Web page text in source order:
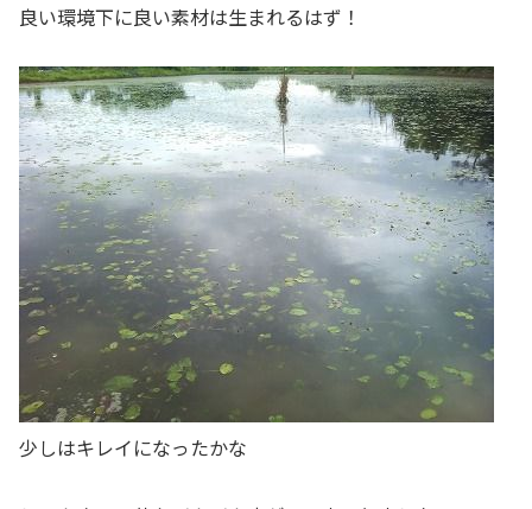
良い環境下に良い素材は生まれるはず！
少しはキレイになったかな